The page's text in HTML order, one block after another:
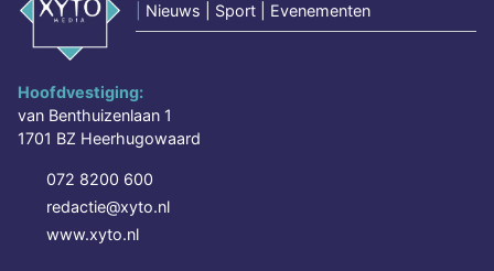
Nieuws | Sport | Evenementen
Hoofdvestiging:
van Benthuizenlaan 1
1701 BZ Heerhugowaard
072 8200 600
redactie@xyto.nl
www.xyto.nl